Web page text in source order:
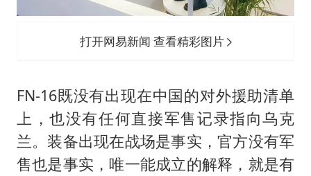
打开网易新闻 查看精彩图片
FN-16既没有出现在中国的对外援助清单
上，也没有任何直接军售记录指向乌克
兰。装备出现在战场是事实，官方没有军
售也是事实，唯一能成立的解释，就是有